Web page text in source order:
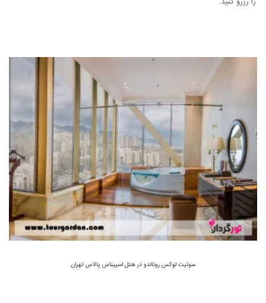
سوئیت لوکس رونالدو در هتل اسپیناس پالاس تهران